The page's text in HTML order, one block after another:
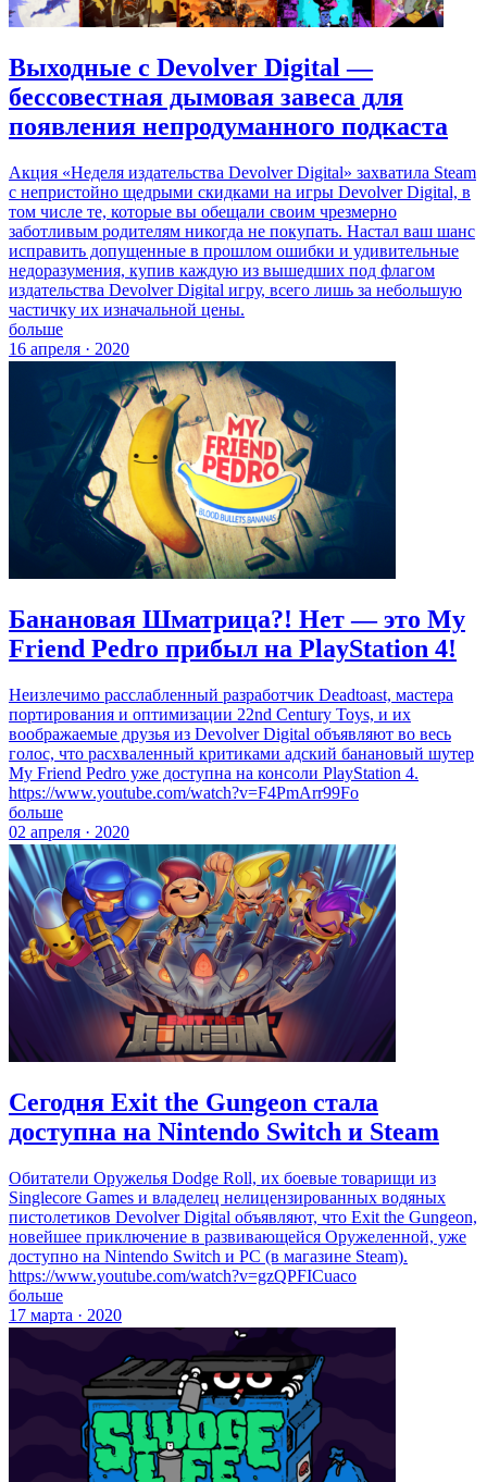
Выходные с Devolver Digital —
бессовестная дымовая завеса для
появления непродуманного подкаста
Акция «Неделя издательства Devolver Digital» захватила Steam
с непристойно щедрыми скидками на игры Devolver Digital, в
том числе те, которые вы обещали своим чрезмерно
заботливым родителям никогда не покупать. Настал ваш шанс
исправить допущенные в прошлом ошибки и удивительные
недоразумения, купив каждую из вышедших под флагом
издательства Devolver Digital игру, всего лишь за небольшую
частичку их изначальной цены.
больше
16 апреля · 2020
Банановая Шматрица?! Нет — это My
Friend Pedro прибыл на PlayStation 4!
Неизлечимо расслабленный разработчик Deadtoast, мастера
портирования и оптимизации 22nd Century Toys, и их
воображаемые друзья из Devolver Digital объявляют во весь
голос, что расхваленный критиками адский банановый шутер
My Friend Pedro уже доступна на консоли PlayStation 4.
https://www.youtube.com/watch?v=F4PmArr99Fo
больше
02 апреля · 2020
Сегодня Exit the Gungeon стала
доступна на Nintendo Switch и Steam
Обитатели Оружелья Dodge Roll, их боевые товарищи из
Singlecore Games и владелец нелицензированных водяных
пистолетиков Devolver Digital объявляют, что Exit the Gungeon,
новейшее приключение в развивающейся Оружеленной, уже
доступно на Nintendo Switch и PC (в магазине Steam).
https://www.youtube.com/watch?v=gzQPFICuaco
больше
17 марта · 2020